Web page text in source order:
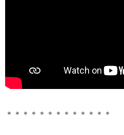
＊＊＊＊＊＊＊＊＊＊＊＊＊